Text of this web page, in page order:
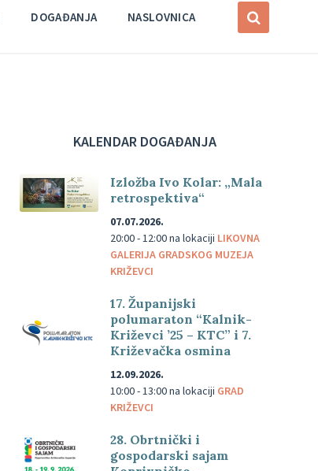
DOGAĐANJA NASLOVNICA
KALENDAR DOGAĐANJA
Izložba Ivo Kolar: „Mala
retrospektiva“
07.07.2026.
20:00 - 12:00na lokaciji LIKOVNA
GALERIJA GRADSKOG MUZEJA
KRIŽEVCI
17. Županijski
polumaraton “Kalnik-
Križevci ’25 – KTC” i 7.
Križevačka osmina
12.09.2026.
10:00 - 13:00na lokaciji GRAD
KRIŽEVCI
28. Obrtnički i
gospodarski sajam